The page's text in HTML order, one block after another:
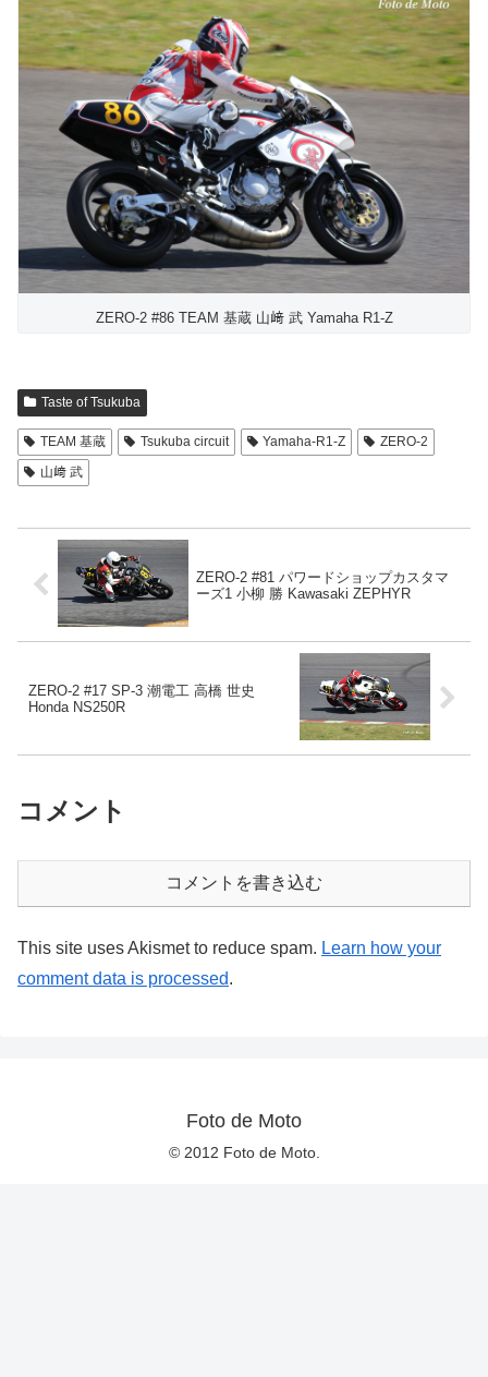
ZERO-2 #86 TEAM 基蔵 山﨑 武 Yamaha R1-Z
Taste of Tsukuba
TEAM 基蔵 Tsukuba circuit Yamaha-R1-Z
ZERO-2
山﨑 武
ZERO-2 #81 パワードショップカスタマ
ーズ1 小柳 勝 Kawasaki ZEPHYR
ZERO-2 #17 SP-3 潮電工 高橋 世史
Honda NS250R
コメント
コメントを書き込む
This site uses Akismet to reduce spam. Learn how your
comment data is processed.
Foto de Moto
© 2012 Foto de Moto.